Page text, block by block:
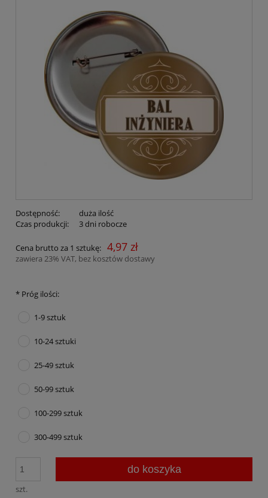
Dostępność:
duża ilość
Czas produkcji:
3 dni robocze
Cena brutto za 1 sztukę: 4,97 zł
zawiera 23% VAT, bez kosztów dostawy
* Próg ilości:
1-9 sztuk
10-24 sztuki
25-49 sztuk
50-99 sztuk
100-299 sztuk
300-499 sztuk
szt.
do koszyka